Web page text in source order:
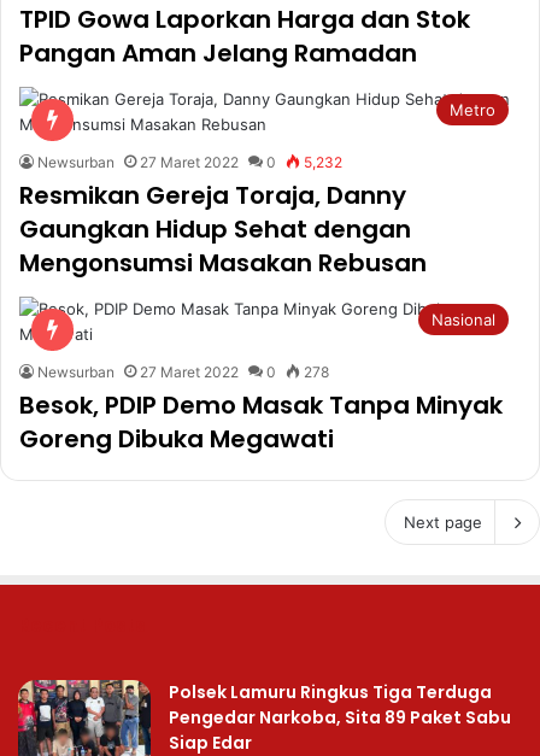
TPID Gowa Laporkan Harga dan Stok
Pangan Aman Jelang Ramadan
Metro
Newsurban 27 Maret 2022 0 5,232
Resmikan Gereja Toraja, Danny
Gaungkan Hidup Sehat dengan
Mengonsumsi Masakan Rebusan
Nasional
Newsurban 27 Maret 2022 0 278
Besok, PDIP Demo Masak Tanpa Minyak
Goreng Dibuka Megawati
Next page
Polsek Lamuru Ringkus Tiga Terduga
Pengedar Narkoba, Sita 89 Paket Sabu
Siap Edar